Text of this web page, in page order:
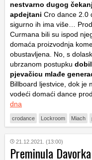
nestvarno dugog
apdejtani Cro dance 2.0
sigurno ih ima više…
Curmana bili su ispod
domaća proizvodnja
obustavljena. No, s
ubrzanom postupku
pjevačicu mlađe
Billboard ljestvice, dok je
vodeći domaći dance
dna
crodance Lockroom Miach
21.12.2021. (13:00)
Preminula